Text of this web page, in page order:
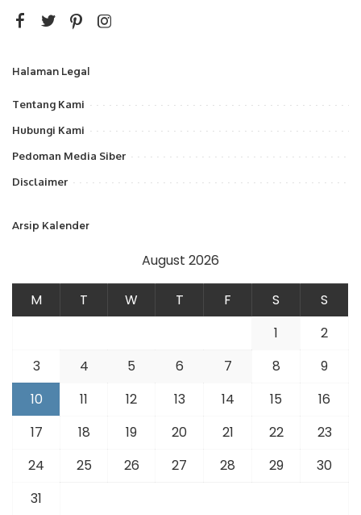
Halaman Legal
Tentang Kami
Hubungi Kami
Pedoman Media Siber
Disclaimer
Arsip Kalender
August 2026
M T W T F S
S
1
2
3
4 5 6 7 8
9
10
11 12 13 14 15
16
17
18 19 20 21 22
23
24
25 26 27 28 29
30
31